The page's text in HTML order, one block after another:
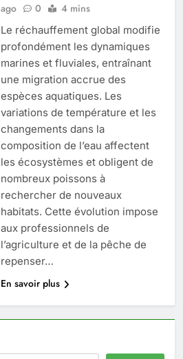
ago
0 4 mins
Le réchauffement global modifie
profondément les dynamiques
marines et fluviales, entraînant
une migration accrue des
espèces aquatiques. Les
variations de température et les
changements dans la
composition de l’eau affectent
les écosystèmes et obligent de
nombreux poissons à
rechercher de nouveaux
habitats. Cette évolution impose
aux professionnels de
l’agriculture et de la pêche de
repenser…
En savoir plus